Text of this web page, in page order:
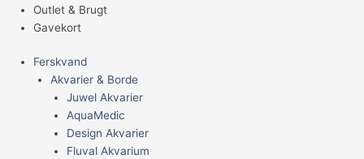
Outlet & Brugt
Gavekort
Ferskvand
Akvarier & Borde
Juwel Akvarier
AquaMedic
Design Akvarier
Fluval Akvarium